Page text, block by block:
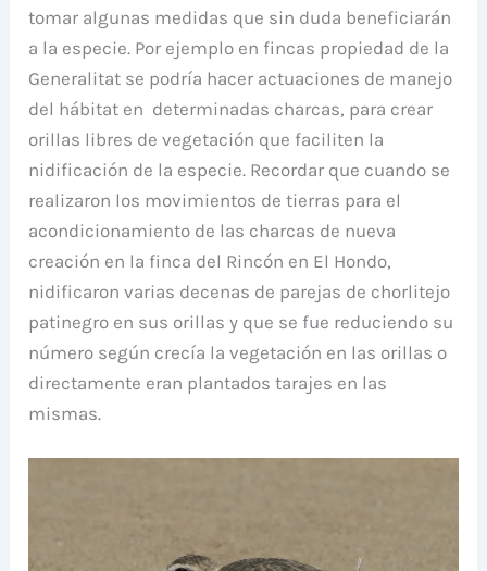
tomar algunas medidas que sin duda beneficiarán
a la especie. Por ejemplo en fincas propiedad de la
Generalitat se podría hacer actuaciones de manejo
del hábitat en determinadas charcas, para crear
orillas libres de vegetación que faciliten la
nidificación de la especie. Recordar que cuando se
realizaron los movimientos de tierras para el
acondicionamiento de las charcas de nueva
creación en la finca del Rincón en El Hondo,
nidificaron varias decenas de parejas de chorlitejo
patinegro en sus orillas y que se fue reduciendo su
número según crecía la vegetación en las orillas o
directamente eran plantados tarajes en las
mismas.